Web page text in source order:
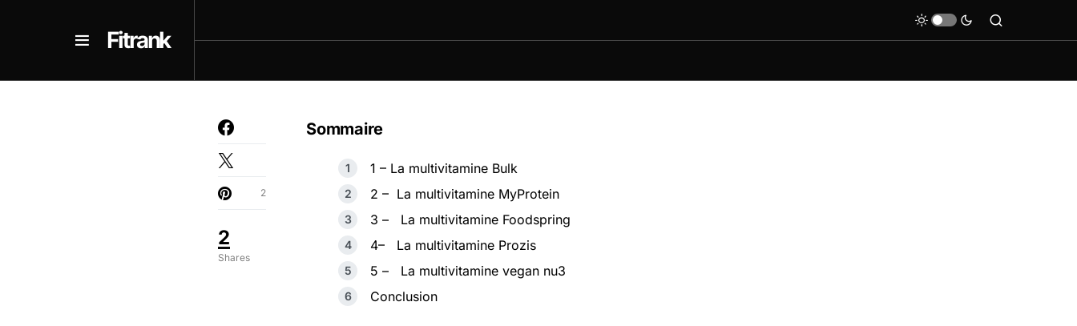
Fitrank
2
Shares
2
Sommaire
1 – La multivitamine Bulk
2 – La multivitamine MyProtein
3 – La multivitamine Foodspring
4– La multivitamine Prozis
5 – La multivitamine vegan nu3
Conclusion